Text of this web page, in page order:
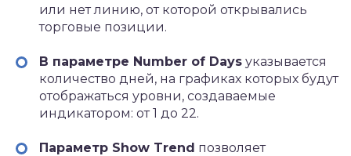
или нет линию, от которой открывались
торговые позиции.
В параметре Number of Days указывается
количество дней, на графиках которых будут
отображаться уровни, создаваемые
индикатором: от 1 до 22.
Параметр Show Trend позволяет